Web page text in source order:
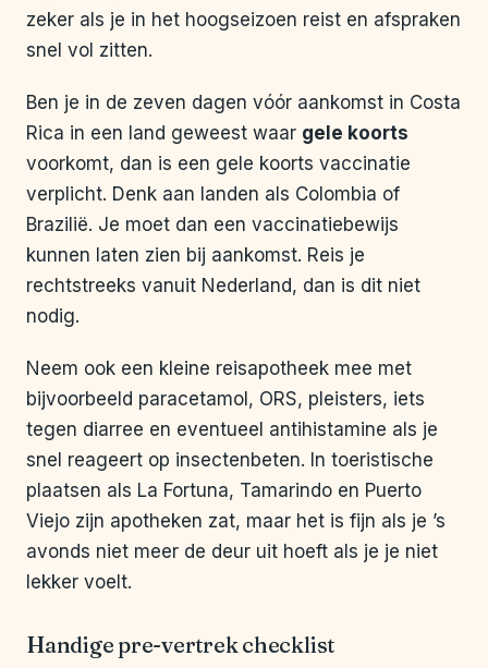
zeker als je in het hoogseizoen reist en afspraken
snel vol zitten.
Ben je in de zeven dagen vóór aankomst in Costa
Rica in een land geweest waar gele koorts
voorkomt, dan is een gele koorts vaccinatie
verplicht. Denk aan landen als Colombia of
Brazilië. Je moet dan een vaccinatiebewijs
kunnen laten zien bij aankomst. Reis je
rechtstreeks vanuit Nederland, dan is dit niet
nodig.
Neem ook een kleine reisapotheek mee met
bijvoorbeeld paracetamol, ORS, pleisters, iets
tegen diarree en eventueel antihistamine als je
snel reageert op insectenbeten. In toeristische
plaatsen als La Fortuna, Tamarindo en Puerto
Viejo zijn apotheken zat, maar het is fijn als je ’s
avonds niet meer de deur uit hoeft als je je niet
lekker voelt.
Handige pre-vertrek checklist